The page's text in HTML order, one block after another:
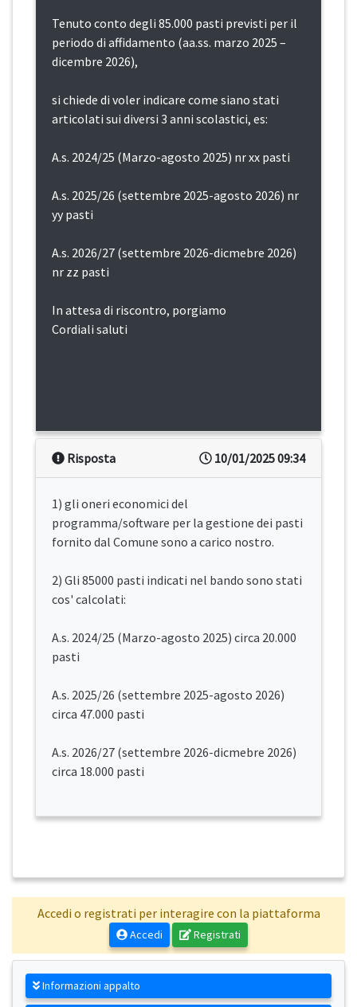
Tenuto conto degli 85.000 pasti previsti per il
periodo di affidamento (aa.ss. marzo 2025 –
dicembre 2026),
si chiede di voler indicare come siano stati
articolati sui diversi 3 anni scolastici, es:
A.s. 2024/25 (Marzo-agosto 2025) nr xx pasti
A.s. 2025/26 (settembre 2025-agosto 2026) nr
yy pasti
A.s. 2026/27 (settembre 2026-dicmebre 2026)
nr zz pasti
In attesa di riscontro, porgiamo
Cordiali saluti
10/01/2025 09:34
Risposta
1) gli oneri economici del
programma/software per la gestione dei pasti
fornito dal Comune sono a carico nostro.
2) Gli 85000 pasti indicati nel bando sono stati
cos' calcolati:
A.s. 2024/25 (Marzo-agosto 2025) circa 20.000
pasti
A.s. 2025/26 (settembre 2025-agosto 2026)
circa 47.000 pasti
A.s. 2026/27 (settembre 2026-dicmebre 2026)
circa 18.000 pasti
Accedi o registrati per interagire con la piattaforma
Accedi Registrati
Informazioni appalto